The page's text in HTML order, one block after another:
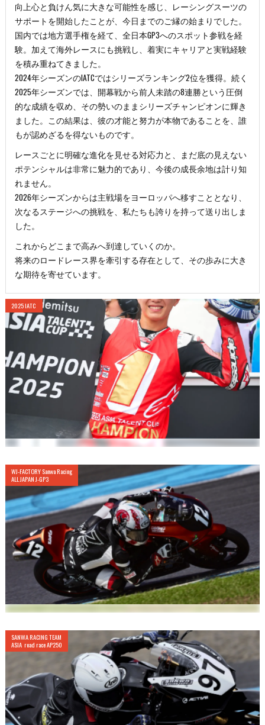
向上心と負けん気に大きな可能性を感じ、レーシングスーツの
サポートを開始したことが、今日までのご縁の始まりでした。
国内では地方選手権を経て、全日本GP3へのスポット参戦を経
験。加えて海外レースにも挑戦し、着実にキャリアと実戦経験
を積み重ねてきました。
2024年シーズンのIATCではシリーズランキング2位を獲得。続く
2025年シーズンでは、開幕戦から前人未踏の8連勝という圧倒
的な成績を収め、その勢いのままシリーズチャンピオンに輝き
ました。この結果は、彼の才能と努力が本物であることを、誰
もが認めざるを得ないものです。
レースごとに明確な進化を見せる対応力と、まだ底の見えない
ポテンシャルは非常に魅力的であり、今後の成長余地は計り知
れません。
2026年シーズンからは主戦場をヨーロッパへ移すこととなり、
次なるステージへの挑戦を、私たちも誇りを持って送り出しま
した。
これからどこまで高みへ到達していくのか。
将来のロードレース界を牽引する存在として、その歩みに大き
な期待を寄せています。
2025 IATC
WJ-FACTORY Sanwa Racing
ALL JAPAN J-GP3
SANWA RACING TEAM
ASIA road race AP250